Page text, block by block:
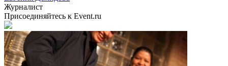
Журналист
Присоединяйтесь к Event.ru